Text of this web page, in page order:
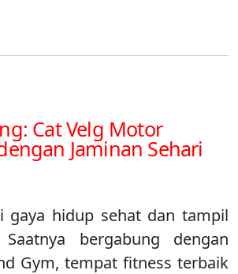
Cat Velg Motor
Jaminan Sehari
gaya hidup sehat dan tampil
bergabung dengan
Gym, tempat fitness terbaik